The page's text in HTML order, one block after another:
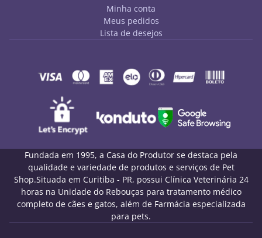
Minha conta
Meus pedidos
Lista de desejos
Fundada em 1995, a Casa do Produtor se destaca pela
qualidade e variedade de produtos e serviços de Pet
Shop.Situada em Curitiba - PR, possui Clínica Veterinária 24
horas na Unidade do Rebouças para tratamento médico
completo de cães e gatos, além de Farmácia especializada
para pets.